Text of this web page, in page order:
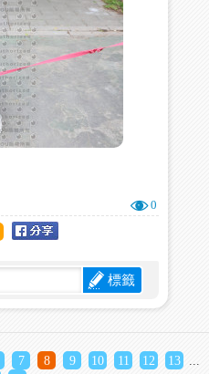
0
標籤
7 8 9 10 11 12 13